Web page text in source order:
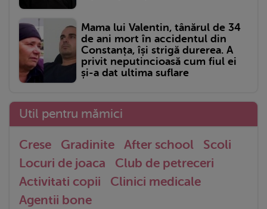
Mama lui Valentin, tânărul de 34
de ani mort în accidentul din
Constanța, își strigă durerea. A
privit neputincioasă cum fiul ei
și-a dat ultima suflare
Util pentru mămici
Crese Gradinite After school
Scoli
Locuri de joaca
Club de petreceri
Activitati copii
Clinici medicale
Agentii bone